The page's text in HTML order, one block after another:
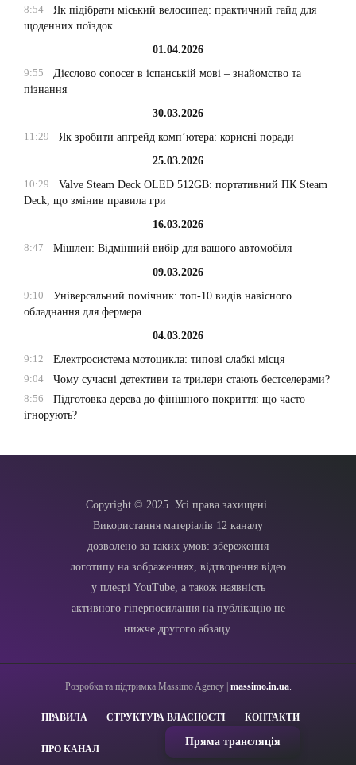
8:54
Як підібрати міський велосипед: практичний гайд для
щоденних поїздок
01.04.2026
9:55
Дієслово conocer в іспанській мові – знайомство та
пізнання
30.03.2026
11:29
Як зробити апгрейд комп’ютера: корисні поради
25.03.2026
10:29
Valve Steam Deck OLED 512GB: портативний ПК Steam
Deck, що змінив правила гри
16.03.2026
8:47
Мішлен: Відмінний вибір для вашого автомобіля
09.03.2026
9:10
Універсальний помічник: топ-10 видів навісного
обладнання для фермера
04.03.2026
9:12
Електросистема мотоцикла: типові слабкі місця
9:04
Чому сучасні детективи та трилери стають бестселерами?
8:56
Підготовка дерева до фінішного покриття: що часто
ігнорують?
Copyright © 2025. Усі права захищені.
Використання матеріалів 12 каналу
дозволено за таких умов: збереження
логотипу на зображеннях, відтворення відео
у плеєрі YouTube, а також наявність
активного гіперпосилання на публікацію не
нижче другого абзацу.
Розробка та підтримка Massimo Agency | massimo.in.ua.
ПРАВИЛА СТРУКТУРА ВЛАСНОСТІ КОНТАКТИ
ПРО КАНАЛ
Пряма трансляція